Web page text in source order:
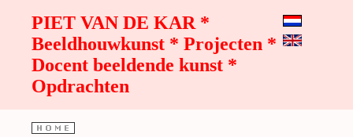
PIET VAN DE KAR *
Beeldhouwkunst * Projecten *
Docent beeldende kunst *
Opdrachten